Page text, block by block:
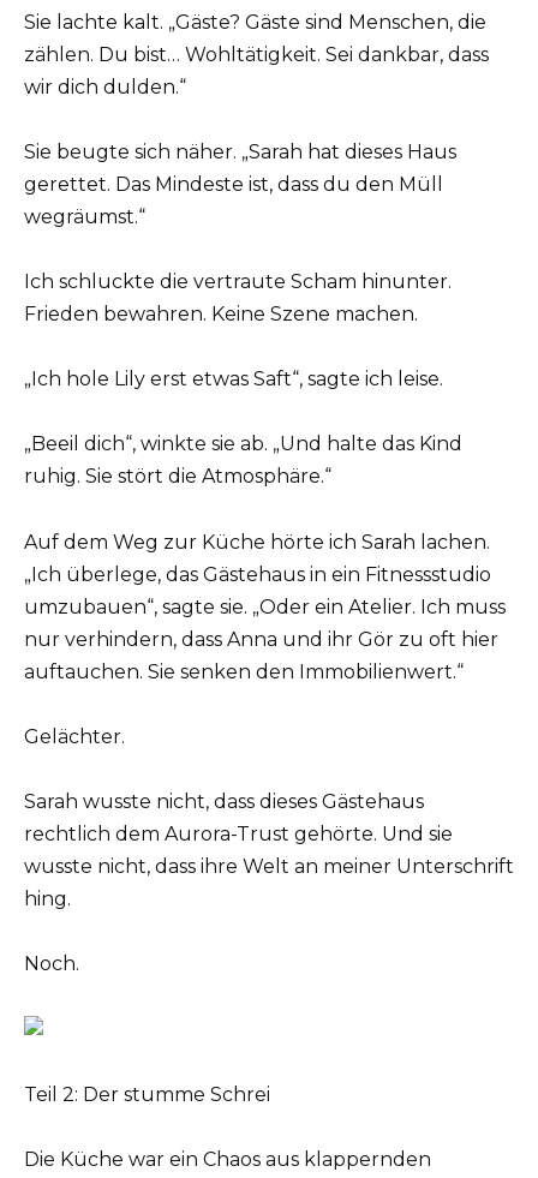
Sie lachte kalt. „Gäste? Gäste sind Menschen, die
zählen. Du bist… Wohltätigkeit. Sei dankbar, dass
wir dich dulden.“
Sie beugte sich näher. „Sarah hat dieses Haus
gerettet. Das Mindeste ist, dass du den Müll
wegräumst.“
Ich schluckte die vertraute Scham hinunter.
Frieden bewahren. Keine Szene machen.
„Ich hole Lily erst etwas Saft“, sagte ich leise.
„Beeil dich“, winkte sie ab. „Und halte das Kind
ruhig. Sie stört die Atmosphäre.“
Auf dem Weg zur Küche hörte ich Sarah lachen.
„Ich überlege, das Gästehaus in ein Fitnessstudio
umzubauen“, sagte sie. „Oder ein Atelier. Ich muss
nur verhindern, dass Anna und ihr Gör zu oft hier
auftauchen. Sie senken den Immobilienwert.“
Gelächter.
Sarah wusste nicht, dass dieses Gästehaus
rechtlich dem Aurora-Trust gehörte. Und sie
wusste nicht, dass ihre Welt an meiner Unterschrift
hing.
Noch.
Teil 2: Der stumme Schrei
Die Küche war ein Chaos aus klappernden